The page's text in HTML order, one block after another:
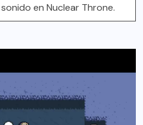
en Nuclear Throne.